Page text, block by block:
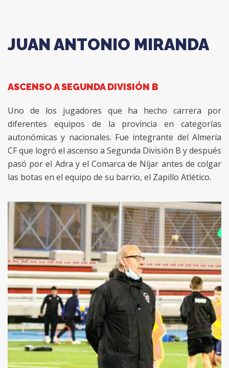
JUAN ANTONIO MIRANDA
ASCENSO A SEGUNDA DIVISIÓN B
Uno de los jugadores que ha hecho carrera por
diferentes equipos de la provincia en categorías
autonómicas y nacionales. Fue integrante del Almería
CF que logró el ascenso a Segunda División B y después
pasó por el Adra y el Comarca de Níjar antes de colgar
las botas en el equipo de su barrio, el Zapillo Atlético.